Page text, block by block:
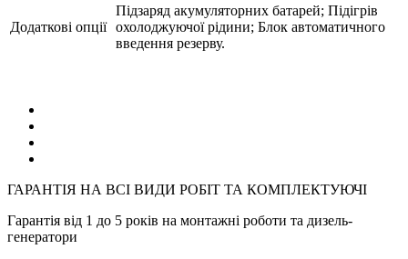
Додаткові опції
Підзаряд акумуляторних батарей; Підігрів
охолоджуючої рідини; Блок автоматичного
введення резерву.
ГАРАНТІЯ НА ВСІ ВИДИ РОБІТ ТА КОМПЛЕКТУЮЧІ
Гарантія від 1 до 5 років на монтажні роботи та дизель-
генератори